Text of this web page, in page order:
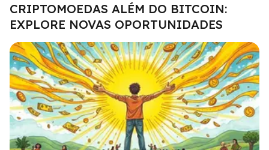
CRIPTOMOEDAS ALÉM DO BITCOIN:
EXPLORE NOVAS OPORTUNIDADES